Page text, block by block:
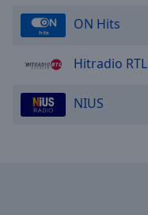
ON Hits
Hitradio RTL
NIUS